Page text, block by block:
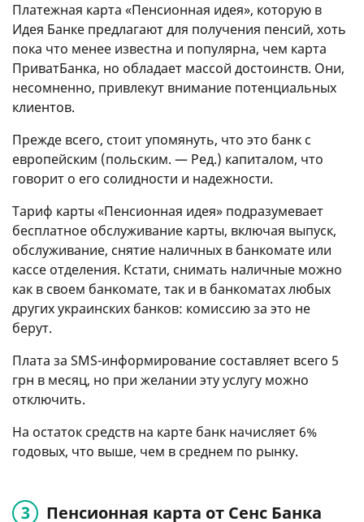
Платежная карта «Пенсионная идея», которую в
Идея Банке предлагают для получения пенсий, хоть
пока что менее известна и популярна, чем карта
ПриватБанка, но обладает массой достоинств. Они,
несомненно, привлекут внимание потенциальных
клиентов.
Прежде всего, стоит упомянуть, что это банк с
европейским (польским. — Ред.) капиталом, что
говорит о его солидности и надежности.
Тариф карты «Пенсионная идея» подразумевает
бесплатное обслуживание карты, включая выпуск,
обслуживание, снятие наличных в банкомате или
кассе отделения. Кстати, снимать наличные можно
как в своем банкомате, так и в банкоматах любых
других украинских банков: комиссию за это не
берут.
Плата за SMS-информирование составляет всего 5
грн в месяц, но при желании эту услугу можно
отключить.
На остаток средств на карте банк начисляет 6%
годовых, что выше, чем в среднем по рынку.
Пенсионная карта от Сенс Банка